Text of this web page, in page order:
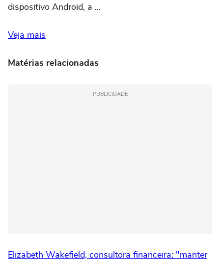
dispositivo Android, a ...
Veja mais
Matérias relacionadas
PUBLICIDADE
Elizabeth Wakefield, consultora financeira: "manter